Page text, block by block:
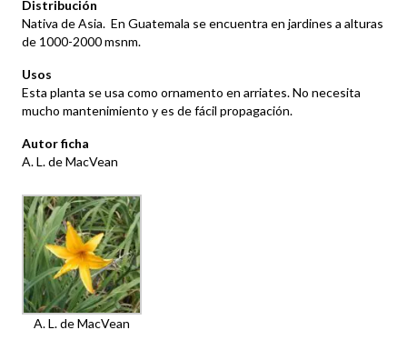
Distribución
Nativa de Asia. En Guatemala se encuentra en jardines a alturas
de 1000-2000 msnm.
Usos
Esta planta se usa como ornamento en arriates. No necesita
mucho mantenimiento y es de fácil propagación.
Autor ficha
A. L. de MacVean
A. L. de MacVean